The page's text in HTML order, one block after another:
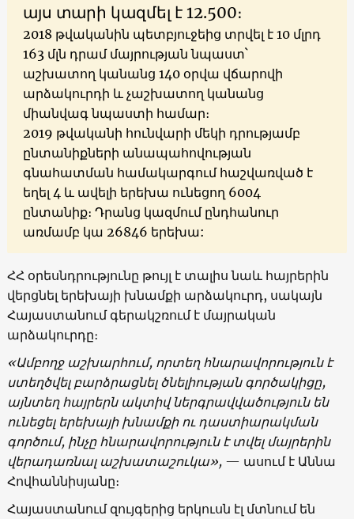
այս տարի կազմել է 12.500։
2018 թվականին պետբյուջեից տրվել է 10 մլրդ
163 մլն դրամ մայրության նպաստ`
աշխատող կանանց 140 օրվա վճարովի
արձակուրդի և չաշխատող կանանց
միանվագ նպաստի համար։
2019 թվականի հունվարի մեկի դրությամբ
ընտանիքների անապահովության
գնահատման համակարգում հաշվառված է
եղել 4 և ավելի երեխա ունեցող 6004
ընտանիք։ Դրանց կազմում ընդհանուր
առմամբ կա 26846 երեխա:
ՀՀ օրեսնդրությունը թույլ է տալիս նաև հայրերին
վերցնել երեխայի խնամքի արձակուրդ, սակայն
Հայաստանում գերակշռում է մայրական
արձակուրդը։
«Ամբողջ աշխարհում, որտեղ հնարավորություն է
ստեղծվել բարձրացնել ծնելիության գործակիցը,
այնտեղ հայրերն ակտիվ ներգրավվածություն են
ունեցել երեխայի խնամքի ու դաստիարակման
գործում, ինչը հնարավորություն է տվել մայրերին
վերադառնալ աշխատաշուկա»,— ասում է Աննա
Հովհաննիսյանը։
Հայաստանում զույգերից երկուսն էլ մտնում են